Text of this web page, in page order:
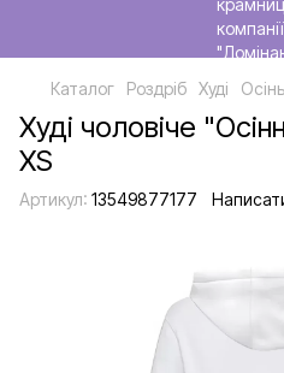
Каталог Роздріб Худі
Худі чоловіче
XS
Артикул: 13549877177